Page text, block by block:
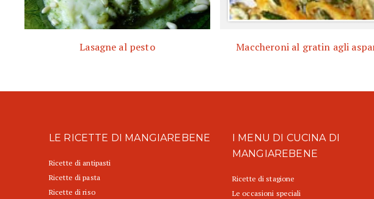
Lasagne al pesto Maccheroni al gratin agli
LE RICETTE DI MANGIAREBENE
Ricette di antipasti
Ricette di pasta
Ricette di riso
I MENU DI CUCINA DI
MANGIAREBENE
Ricette di stagione
Le occasioni speciali